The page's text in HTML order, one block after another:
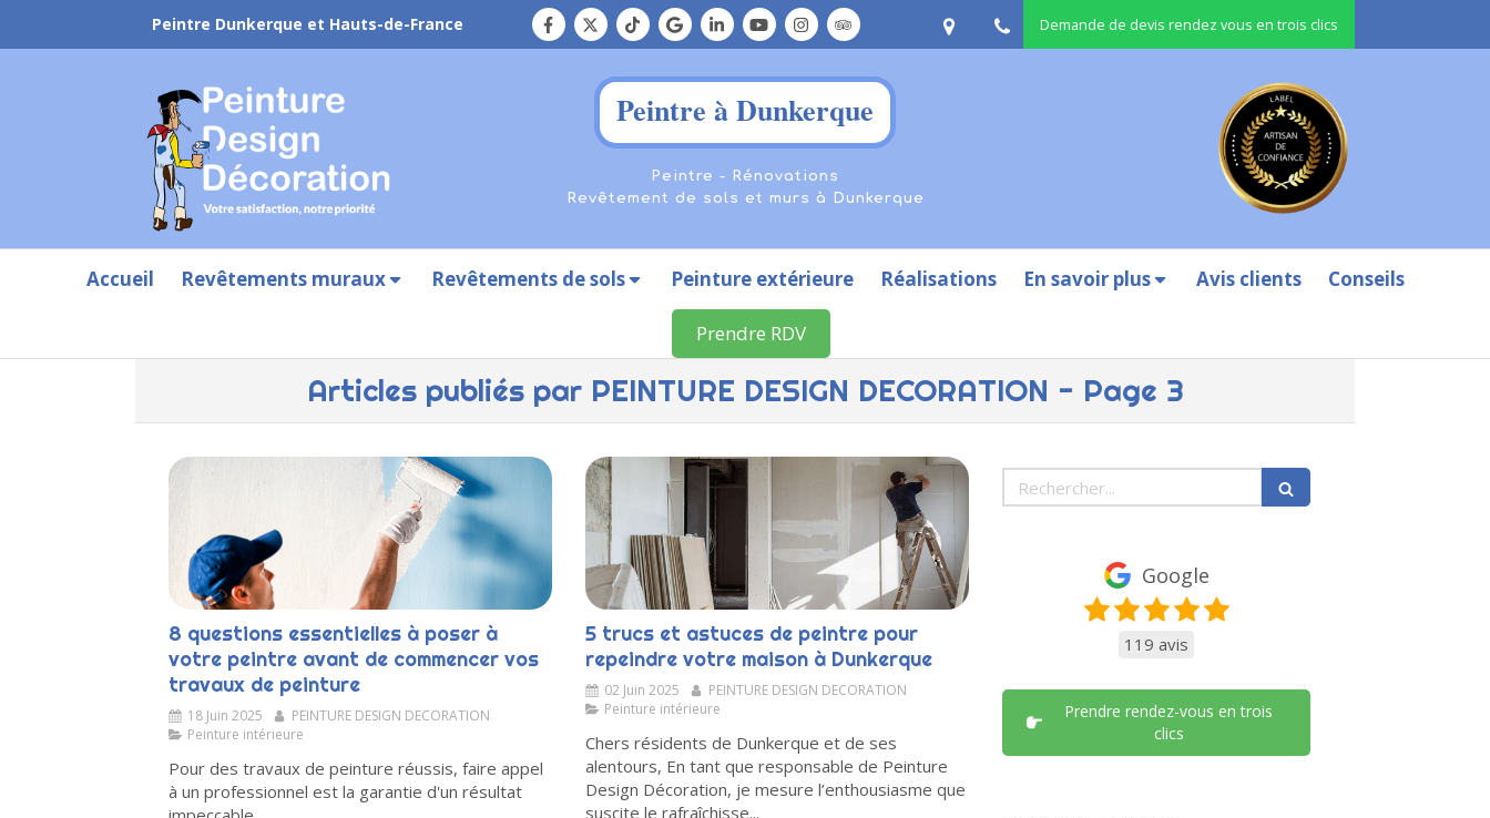
Peintre Dunkerque et Hauts-de-France Demande de devis rendez vous en trois clics
Peintre à Dunkerque
Peintre - Rénovations
Revêtement de sols et murs à Dunkerque
Accueil Revêtements muraux Revêtements de sols Peinture extérieure Réalisations En savoir plus Avis clients Conseils
Prendre RDV
Articles publiés par PEINTURE DESIGN DECORATION - Page 3
8 questions essentielles à poser à
votre peintre avant de commencer vos
travaux de peinture
18 Juin 2025
PEINTURE DESIGN DECORATION
Peinture intérieure
Pour des travaux de peinture réussis, faire appel
à un professionnel est la garantie d'un résultat
5 trucs et astuces de peintre pour
repeindre votre maison à Dunkerque
02 Juin 2025
PEINTURE DESIGN DECORATION
Peinture intérieure
Chers résidents de Dunkerque et de ses
alentours, En tant que responsable de Peinture
Design Décoration, je mesure l’enthousiasme que
suscite le rafraîchisse...
Rechercher
Google
119 avis
Prendre rendez-vous en trois
clics